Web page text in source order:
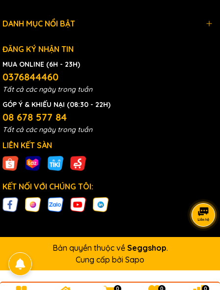
DANH MỤC NỔI BẬT
ĐĂNG KÝ NHẬN TIN
MUA ONLINE (6H - 23H)
0376844460
Tất cả các ngày trong tuần
GÓP Ý & KHIẾU NẠI (08:30 - 22H)
08 678 577 84
Tất cả các ngày trong tuần
LIÊN KẾT SÀN
KẾT NỐI VỚI CHÚNG TÔI:
Bản quyền thuộc về Seggshop.
Cung cấp bởi Sapo